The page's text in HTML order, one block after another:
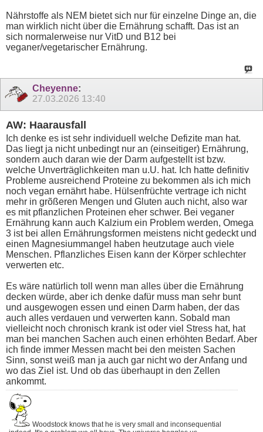
Nährstoffe als NEM bietet sich nur für einzelne Dinge an, die
man wirklich nicht über die Ernährung schafft. Das ist an
sich normalerweise nur VitD und B12 bei
veganer/vegetarischer Ernährung.
Cheyenne:
27.03.2026 13:40
AW: Haarausfall
Ich denke es ist sehr individuell welche Defizite man hat.
Das liegt ja nicht unbedingt nur an (einseitiger) Ernährung,
sondern auch daran wie der Darm aufgestellt ist bzw.
welche Unverträglichkeiten man u.U. hat. Ich hatte definitiv
Probleme ausreichend Proteine zu bekommen als ich mich
noch vegan ernährt habe. Hülsenfrüchte vertrage ich nicht
mehr in grõßeren Mengen und Gluten auch nicht, also war
es mit pflanzlichen Proteinen eher schwer. Bei veganer
Ernährung kann auch Kalzium ein Problem werden, Omega
3 ist bei allen Ernährungsformen meistens nicht gedeckt und
einen Magnesiummangel haben heutzutage auch viele
Menschen. Pflanzliches Eisen kann der Körper schlechter
verwerten etc.
Es wäre natürlich toll wenn man alles über die Ernährung
decken würde, aber ich denke dafür muss man sehr bunt
und ausgewogen essen und einen Darm haben, der das
auch alles verdauen und verwerten kann. Sobald man
vielleicht noch chronisch krank ist oder viel Stress hat, hat
man bei manchen Sachen auch einen erhöhten Bedarf. Aber
ich finde immer Messen macht bei den meisten Sachen
Sinn, sonst weiß man ja auch gar nicht wo der Anfang und
wo das Ziel ist. Und ob das überhaupt in den Zellen
ankommt.
Woodstock knows that he is very small and inconsequential